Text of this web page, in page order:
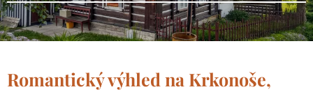
Romantický výhled na Krkonoše,